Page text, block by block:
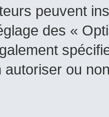
peuvent
des «
autoriser ou